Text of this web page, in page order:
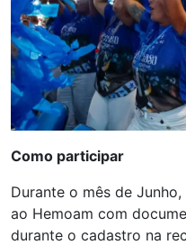
Como participar
Durante o mês de
ao Hemoam com
durante o cadastro na